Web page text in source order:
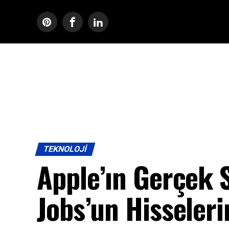
TEKNOLOJI
Apple’ın
Jobs’un